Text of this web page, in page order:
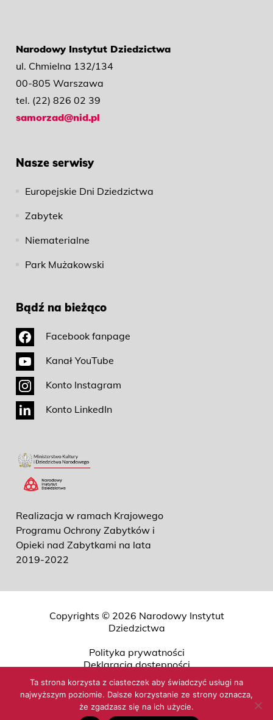
Narodowy Instytut Dziedzictwa
ul. Chmielna 132/134
00-805 Warszawa
tel. (22) 826 02 39
samorzad@nid.pl
Nasze serwisy
Europejskie Dni Dziedzictwa
Zabytek
Niematerialne
Park Mużakowski
Bądź na bieżąco
Facebook fanpage
Kanał YouTube
Konto Instagram
Konto LinkedIn
Realizacja w ramach Krajowego
Programu Ochrony Zabytków i
Opieki nad Zabytkami na lata
2019-2022
Copyrights © 2026 Narodowy Instytut
Dziedzictwa
Polityka prywatności
Deklaracja dostępności
Przetwarzanie danych osobowych
O NID (ETR)
Mapa strony
Ta strona korzysta z ciasteczek aby świadczyć usługi na
najwyższym poziomie. Dalsze korzystanie ze strony oznacza,
że zgadzasz się na ich użycie.